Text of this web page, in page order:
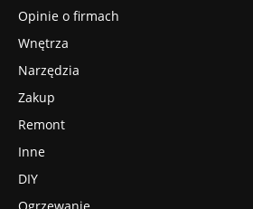
Opinie o firmach
Wnętrza
Narzędzia
Zakup
Remont
Inne
DIY